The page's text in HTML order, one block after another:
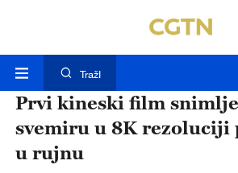
TražI
Prvi kineski film
svemiru u 8K rezoluciji
u rujnu